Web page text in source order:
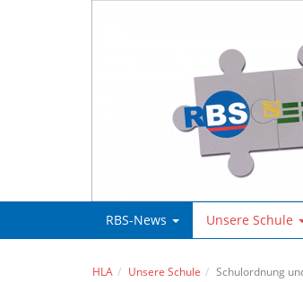
RBS-News Unsere Schule
HLA Unsere Schule Schulordnung